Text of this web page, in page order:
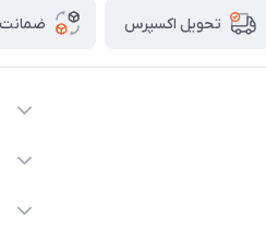
تحویل اکسپرس ضمانت